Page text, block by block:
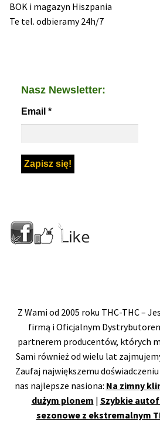
BOK i magazyn Hiszpania
Te tel. odbieramy 24h/7
Nasz Newsletter:
Email *
Z Wami od 2005 roku THC-THC –
firmą i Oficjalnym
partnerem producentów, których
Sami również od wielu lat
Zaufaj największemu
nas najlepsze nasiona: Na zimny
dużym plonem | Szybkie
sezonowe z ekstremalnym